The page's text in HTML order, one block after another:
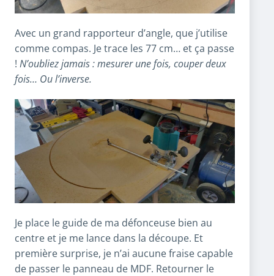
Avec un grand rapporteur d’angle, que j’utilise
comme compas. Je trace les 77 cm… et ça passe
! N’oubliez jamais : mesurer une fois, couper deux
fois… Ou l’inverse.
Je place le guide de ma défonceuse bien au
centre et je me lance dans la découpe. Et
première surprise, je n’ai aucune fraise capable
de passer le panneau de MDF. Retourner le